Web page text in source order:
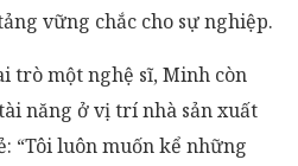
vững chắc cho sự nghiệp.
trò một nghệ sĩ, Minh còn
năng ở vị trí nhà sản xuất
“Tôi luôn muốn kể những